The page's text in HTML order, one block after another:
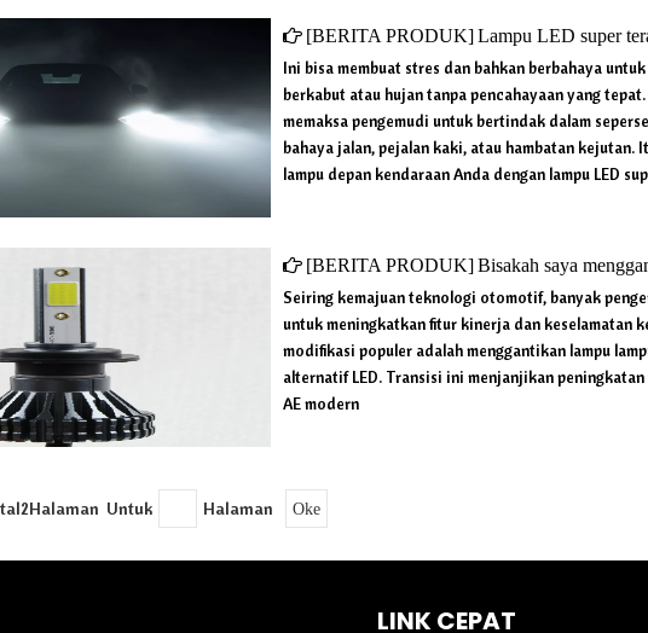
[BERITA PRODUK]Lampu LED super terang terbaik untuk
Ini bisa membuat stres dan bahkan berbahaya
berkabut atau hujan tanpa pencahayaan yang
memaksa pengemudi untuk bertindak dalam
bahaya jalan, pejalan kaki, atau hambatan kejutan.
lampu depan kendaraan Anda dengan lampu LED
[BERITA PRODUK]Bisakah saya mengganti lampu lampu
Seiring kemajuan teknologi otomotif, banyak
untuk meningkatkan fitur kinerja dan keselamatan
modifikasi populer adalah menggantikan lampu
alternatif LED. Transisi ini menjanjikan
AE modern
Untuk Halaman Oke
LINK CEPAT